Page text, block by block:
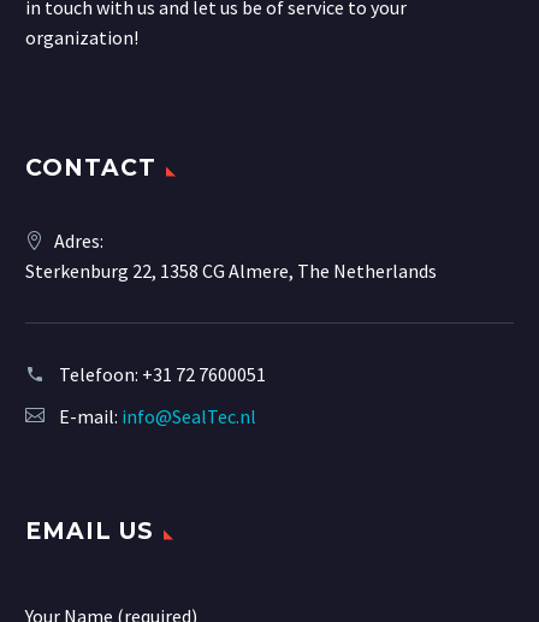
in touch with us and let us be of service to your
organization!
CONTACT
Adres:
Sterkenburg 22, 1358 CG Almere, The Netherlands
Telefoon: +31 72 7600051
E-mail: info@SealTec.nl
EMAIL US
Your Name (required)